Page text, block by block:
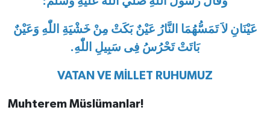
عَيْنَانِ لاَ تَمَسُّهُمَا النَّارُ عَيْنٌ بَكَتْ مِنْ خَشْيَةِ اللّٰهِ وَعَيْنٌ
بَاتَتْ تَحْرُسُ فِى سَبِيلِ اللّٰهِ.
VATAN VE MİLLET RUHUMUZ
Muhterem Müslümanlar!
Bitlis Müftülüğü
Bolu Müftülüğü
Sağlık